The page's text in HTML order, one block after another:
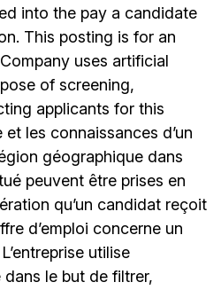
into the pay a candidate
This posting is for an
uses artificial
of screening,
applicants for this
et les connaissances d’un
géographique dans
peuvent être prises en
qu’un candidat reçoit
d’emploi concerne un
utilise
dans le but de filtrer,